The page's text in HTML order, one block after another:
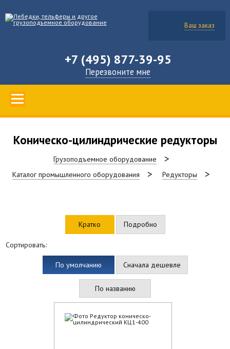
Ваш заказ
+7 (495) 877-39-95
Перезвоните мне
Коническо-цилиндрические редукторы
Грузоподъемное оборудование
Каталог промышленного оборудования
Редукторы
Кратко Подробно
Сортировать:
По умолчанию Сначала дешевле
По названию